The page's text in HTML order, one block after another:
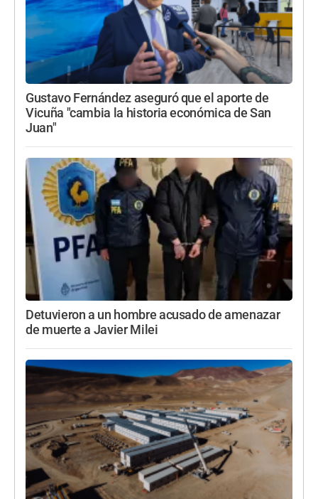
Gustavo Fernández aseguró que el aporte de
Vicuña "cambia la historia económica de San
Juan"
Detuvieron a un hombre acusado de amenazar
de muerte a Javier Milei